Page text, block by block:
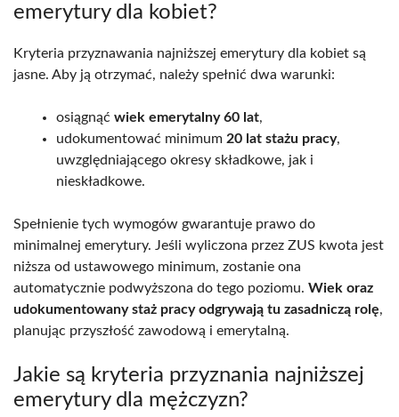
emerytury dla kobiet?
Kryteria przyznawania najniższej emerytury dla kobiet są
jasne. Aby ją otrzymać, należy spełnić dwa warunki:
osiągnąć wiek emerytalny 60 lat,
udokumentować minimum 20 lat stażu pracy,
uwzględniającego okresy składkowe, jak i
nieskładkowe.
Spełnienie tych wymogów gwarantuje prawo do
minimalnej emerytury. Jeśli wyliczona przez ZUS kwota jest
niższa od ustawowego minimum, zostanie ona
automatycznie podwyższona do tego poziomu. Wiek oraz
udokumentowany staż pracy odgrywają tu zasadniczą rolę,
planując przyszłość zawodową i emerytalną.
Jakie są kryteria przyznania najniższej
emerytury dla mężczyzn?